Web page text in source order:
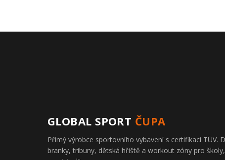
GLOBAL SPORT ČUPA
Přímý výrobce sportovního vybavení s certifikací TÜV.
branky, tribuny, dětská hřiště a workout zóny pro